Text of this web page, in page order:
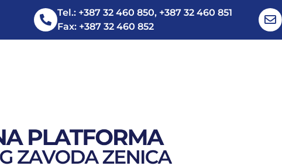
Tel.: +387 32 460 850, +387 32 460 851
Fax: +387 32 460 852